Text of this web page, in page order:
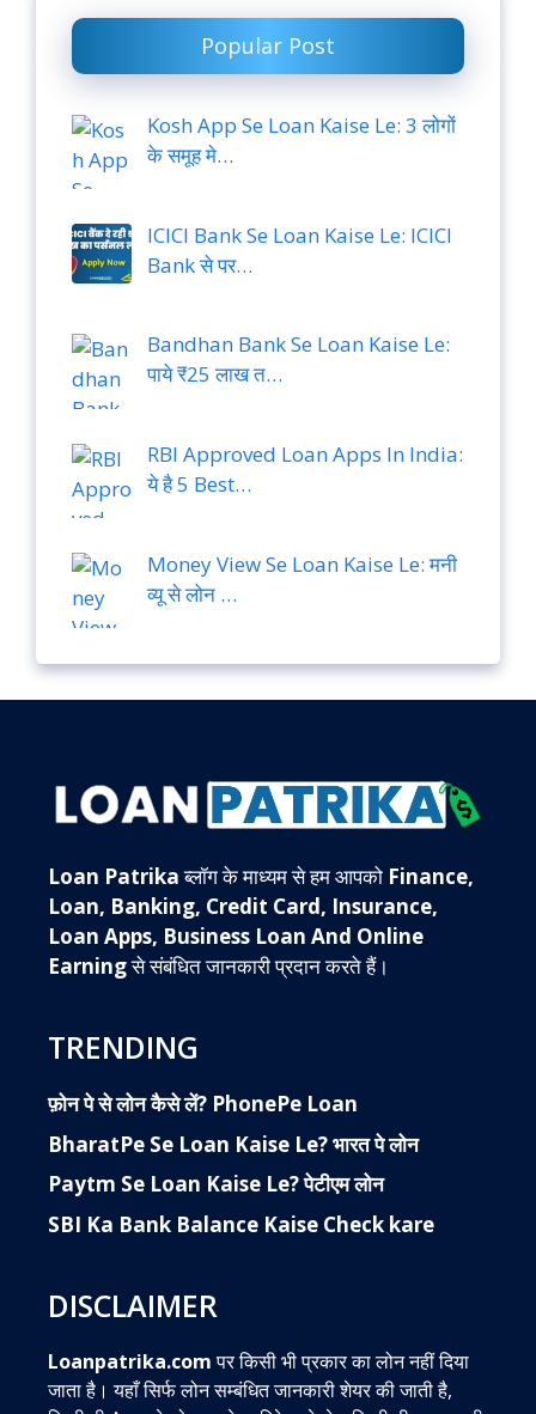
Popular Post
Kosh App Se Loan Kaise Le: 3 लोगों
के समूह मे…
ICICI Bank Se Loan Kaise Le: ICICI
Bank से पर…
Bandhan Bank Se Loan Kaise Le:
पाये ₹25 लाख त…
RBI Approved Loan Apps In India:
ये है 5 Best…
Money View Se Loan Kaise Le: मनी
व्यू से लोन …
Loan Patrikaब्लॉग के माध्यम से हम आपको Finance,
Loan, Banking, Credit Card, Insurance,
Loan Apps, Business Loan And Online
Earningसे संबंधित जानकारी प्रदान करते हैं।
TRENDING
फ़ोन पे से लोन कैसे लें? PhonePe Loan
BharatPe Se Loan Kaise Le? भारत पे लोन
Paytm Se Loan Kaise Le? पेटीएम लोन
SBI Ka Bank Balance Kaise Check kare
DISCLAIMER
Loanpatrika.comपर किसी भी प्रकार का लोन नहीं दिया
जाता है। यहाँ सिर्फ लोन सम्बंधित जानकारी शेयर की जाती है,